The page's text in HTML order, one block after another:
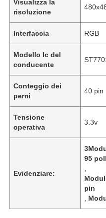
Visualizza la
risoluzione
Interfaccia RGB
Modello Ic del
conducente
Conteggio dei
perni
40 pin
Tensione
operativa
3.3v
Evidenziare:
95
pin